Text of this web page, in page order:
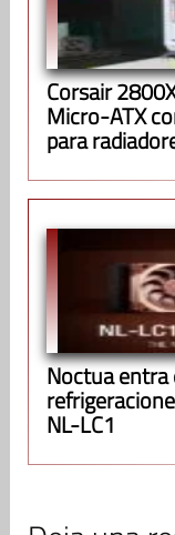
Corsair
Micro-ATX
para
Noctua entra
NL-LC1